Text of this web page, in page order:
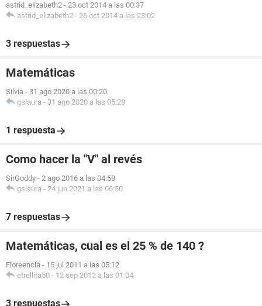
astrid_elizabeth2 - 23 oct 2014 a las 00:37
astrid_elizabeth2 - 26 oct 2014 a las 23:02
3 respuestas
Matemáticas
Silvia - 31 ago 2020 a las 00:20
gslaura - 31 ago 2020 a las 05:28
1 respuesta
Como hacer la "V" al revés
SirGoddy - 2 ago 2016 a las 04:58
gslaura - 24 jun 2021 a las 06:50
7 respuestas
Matemáticas, cual es el 25 % de 140 ?
Floreencia - 15 jul 2011 a las 05:12
etrellita50 - 12 sep 2012 a las 01:04
3 respuestas